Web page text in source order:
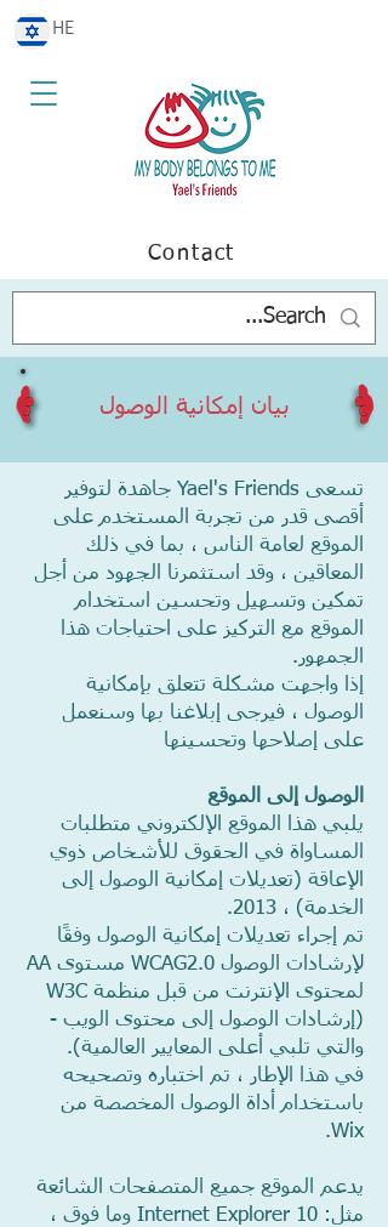
HE
Contact
بيان إمكانية الوصول
تسعى Yael's Friends جاهدة لتوفير
أقصى قدر من تجربة المستخدم على
الموقع لعامة الناس ، بما في ذلك
المعاقين ، وقد استثمرنا الجهود من أجل
تمكين وتسهيل وتحسين استخدام
الموقع مع التركيز على احتياجات هذا
الجمهور.
إذا واجهت مشكلة تتعلق بإمكانية
الوصول ، فيرجى إبلاغنا بها وسنعمل
على إصلاحها وتحسينها
الوصول إلى الموقع
يلبي هذا الموقع الإلكتروني متطلبات
المساواة في الحقوق للأشخاص ذوي
الإعاقة (تعديلات إمكانية الوصول إلى
الخدمة) ، 2013.
تم إجراء تعديلات إمكانية الوصول وفقًا
لإرشادات الوصول WCAG2.0 مستوى AA
لمحتوى الإنترنت من قبل منظمة W3C
(إرشادات الوصول إلى محتوى الويب -
والتي تلبي أعلى المعايير العالمية).
في هذا الإطار ، تم اختباره وتصحيحه
باستخدام أداة الوصول المخصصة من
Wix.
يدعم الموقع جميع المتصفحات الشائعة
مثل: Internet Explorer 10 وما فوق ،